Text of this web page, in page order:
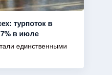
турпоток в
в июле
единственными